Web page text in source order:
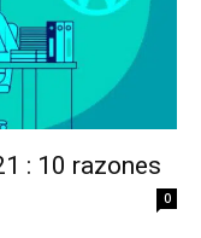
: 10 razones
0